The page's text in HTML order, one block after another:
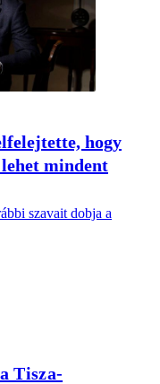
hogy
mindent
szavait dobja a
Tisza-